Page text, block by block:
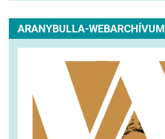
ARANYBULLA-WEBARCHÍVUM